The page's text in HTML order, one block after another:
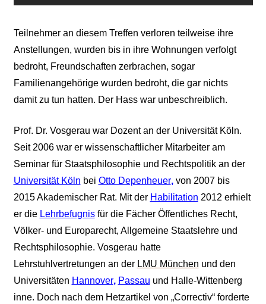
Teilnehmer an diesem Treffen verloren teilweise ihre
Anstellungen, wurden bis in ihre Wohnungen verfolgt
bedroht, Freundschaften zerbrachen, sogar
Familienangehörige wurden bedroht, die gar nichts
damit zu tun hatten. Der Hass war unbeschreiblich.
Prof. Dr. Vosgerau war Dozent an der Universität Köln.
Seit 2006 war er wissenschaftlicher Mitarbeiter am
Seminar für Staatsphilosophie und Rechtspolitik an der
Universität Köln bei Otto Depenheuer, von 2007 bis
2015 Akademischer Rat. Mit der Habilitation 2012 erhielt
er die Lehrbefugnisfür die Fächer Öffentliches Recht,
Völker- und Europarecht, Allgemeine Staatslehre und
Rechtsphilosophie. Vosgerau hatte
Lehrstuhlvertretungen an der LMU München und den
Universitäten Hannover, Passau und Halle-Wittenberg
inne. Doch nach dem Hetzartikel von „Correctiv“ forderte